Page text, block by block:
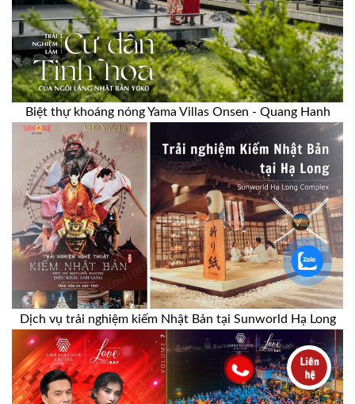
Biệt thự khoáng nóng Yama Villas Onsen - Quang Hanh
Dịch vụ trải nghiệm kiếm Nhật Bản tại Sunworld Hạ Long